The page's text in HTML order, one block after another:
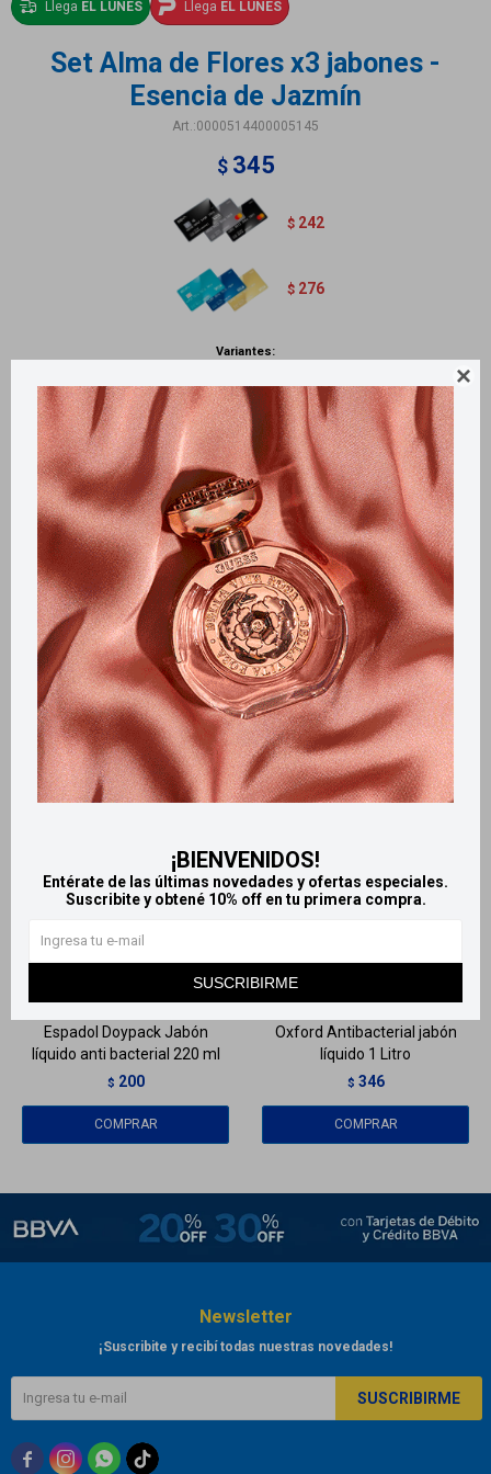

¡BIENVENIDOS!
Entérate de las últimas novedades y ofertas especiales.
Suscribite y obtené 10% off en tu primera compra.
SUSCRIBIRME
Llega EL LUNES Llega EL LUNES
Set Alma de Flores x3 jabones -
Esencia de Jazmín
0000514400005145
$ 345
$ 242
$ 276
Variantes:
Métodos y costos de envío
Retiros gratuitos en tiendas
Productos que te pueden interesar
LlegaEL LUNES
Espadol Doypack Jabón
líquido anti bacterial 220 ml
$ 200
Oxford Antibacterial jabón
líquido 1 Litro
$ 346
Newsletter
¡Suscribite y recibí todas nuestras novedades!
SUSCRIBIRME
  